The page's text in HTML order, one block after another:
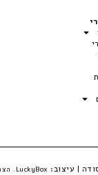
| עיצוב: LuckyBox. הצהרת פרטיות